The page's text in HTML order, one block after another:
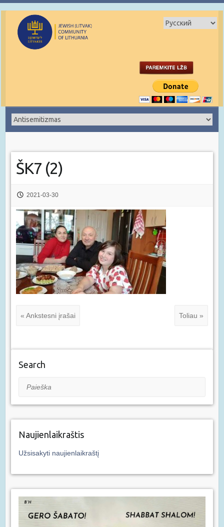
ŠK7 (2)
2021-03-30
« Ankstesni įrašai Toliau »
Search
Paieška
Naujienlaikraštis
Užsisakyti naujienlaikraštį